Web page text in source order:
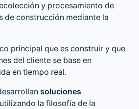
y procesamiento de
de construcción mediante la
principal que es construir y que
del cliente se base en
en tiempo real.
soluciones
la filosofía de la